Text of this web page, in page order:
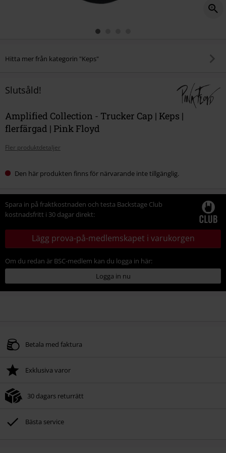
Hitta mer från kategorin "Keps"
Slutsåld!
Amplified Collection - Trucker Cap | Keps |
flerfärgad | Pink Floyd
Fler produktdetaljer
Den här produkten finns för närvarande inte tillgänglig.
Spara in på fraktkostnaden och testa Backstage Club
kostnadsfritt i 30 dagar direkt:
Lägg prova-på-medlemskapet i varukorgen
Om du redan är BSC-medlem kan du logga in här:
Logga in nu
Betala med faktura
Exklusiva varor
30 dagars returrätt
Bästa service